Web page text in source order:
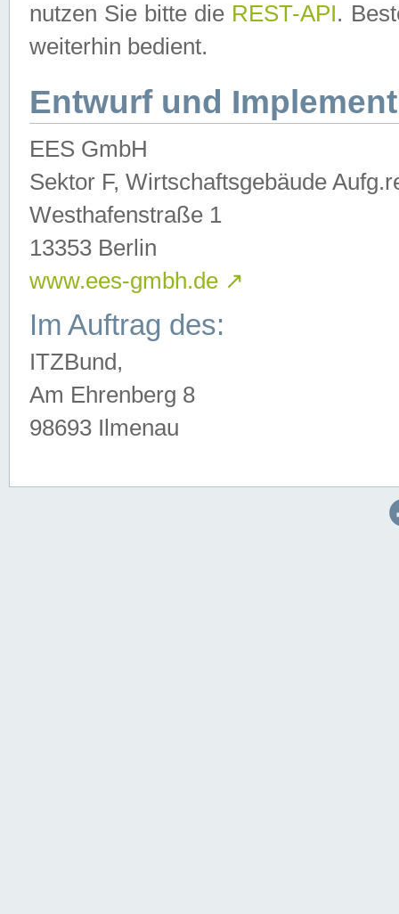
nutzen Sie bitte die REST-API.
weiterhin bedient.
Entwurf und
EES GmbH
Sektor F, Wirtschaftsgebäude
Westhafenstraße 1
13353 Berlin
www.ees-gmbh.de ↗
Im Auftrag des:
ITZBund,
Am Ehrenberg 8
98693 Ilmenau